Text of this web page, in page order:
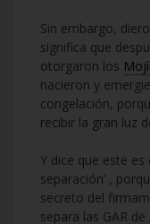
Sin embargo,
significa que
otorgaron los
nacieron y
congelación,
recibir la gran luz
Y dice que este es
separación’ ,
secreto del
separa las GAR